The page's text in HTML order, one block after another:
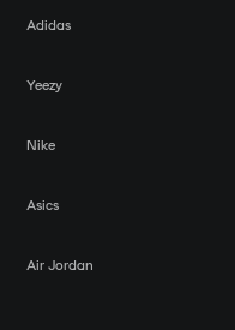
Adidas
Yeezy
Nike
Asics
Air Jordan